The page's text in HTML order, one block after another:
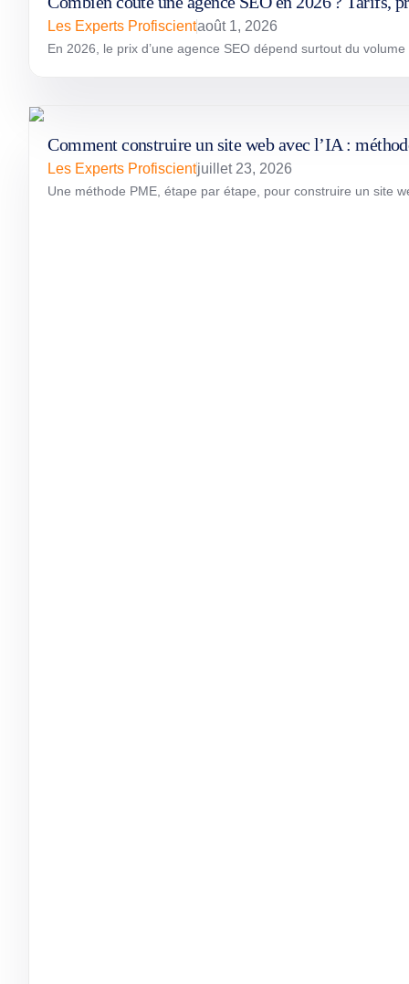
Les Experts Profiscientaoût 1, 2026
En 2026, le prix d’une agence SEO dépend surtout du
Comment construire un site web avec l’IA :
Les Experts Profiscientjuillet 23, 2026
Une méthode PME, étape par étape, pour construire un site